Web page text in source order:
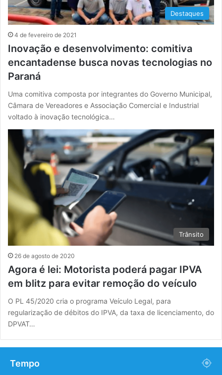
Destaques
4 de fevereiro de 2021
Inovação e desenvolvimento: comitiva
encantadense busca novas tecnologias no
Paraná
Uma comitiva composta por integrantes do Governo Municipal,
Câmara de Vereadores e Associação Comercial e Industrial
voltado à inovação tecnológica…
Trânsito
26 de agosto de 2020
Agora é lei: Motorista poderá pagar IPVA
em blitz para evitar remoção do veículo
O PL 45/2020 cria o programa Veículo Legal, para
regularização de débitos do IPVA, da taxa de licenciamento, do
DPVAT…
Tempo